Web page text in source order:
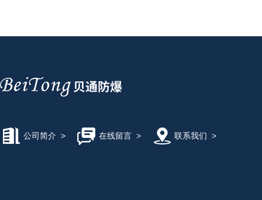
公司简介 > 在线留言> 联系我们 >